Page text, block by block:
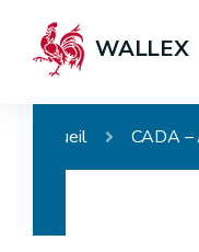
WALLEX
Accueil